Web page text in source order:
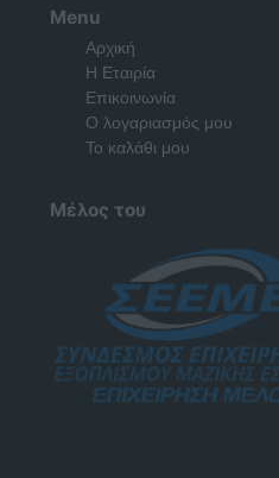
Menu
Αρχική
Η Εταιρία
Επικοινωνία
Ο λογαριασμός μου
Το καλάθι μου
Μέλος του